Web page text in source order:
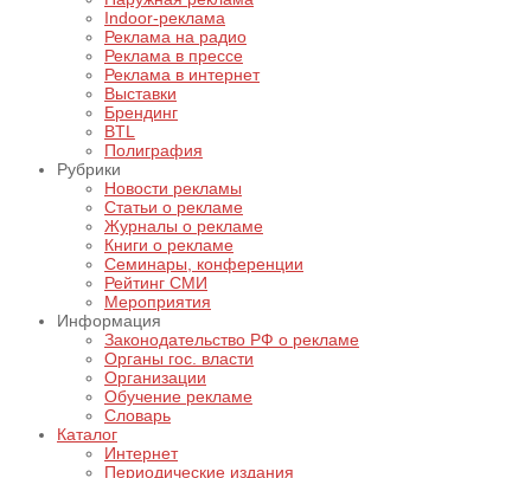
Indoor-реклама
Реклама на радио
Реклама в прессе
Реклама в интернет
Выставки
Брендинг
BTL
Полиграфия
Рубрики
Новости рекламы
Статьи о рекламе
Журналы о рекламе
Книги о рекламе
Семинары, конференции
Рейтинг СМИ
Мероприятия
Информация
Законодательство РФ о рекламе
Органы гос. власти
Организации
Обучение рекламе
Словарь
Каталог
Интернет
Периодические издания